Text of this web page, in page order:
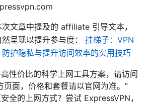
文章中提及的 affiliate 引导文本，
呈现以提升参与度： 挂梯子：VPN
护隐私与提升访问效率的实用技巧
性价比的科学上网工具方案，请访问
面，价格和套餐请以官网为准。”
全的上网方式？尝试 ExpressVPN，